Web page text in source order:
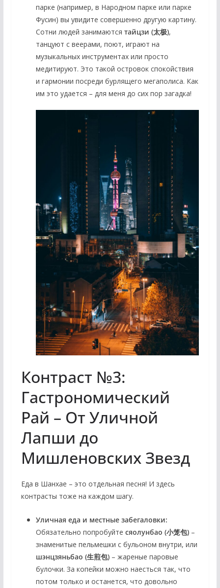
парке (например, в Народном парке или парке
Фусин) вы увидите совершенно другую картину.
Сотни людей занимаются тайцзи (太极),
танцуют с веерами, поют, играют на
музыкальных инструментах или просто
медитируют. Это такой островок спокойствия
и гармонии посреди бурлящего мегаполиса. Как
им это удается – для меня до сих пор загадка!
Контраст №3:
Гастрономический
Рай – От Уличной
Лапши до
Мишленовских Звезд
Еда в Шанхае – это отдельная песня! И здесь
контрасты тоже на каждом шагу.
Уличная еда и местные забегаловки:
Обязательно попробуйте сяолунбао (小笼包)–
знаменитые пельмешки с бульоном внутри, или
шэнцзяньбао (生煎包)– жареные паровые
булочки. За копейки можно наесться так, что
потом только и останется, что довольно